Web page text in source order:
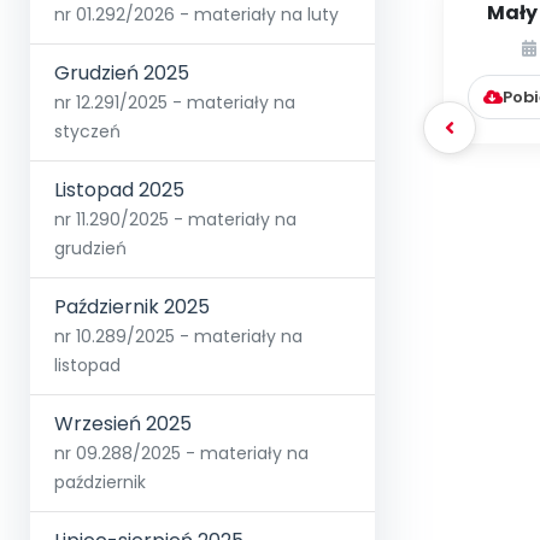
nr 01.292/2026 - materiały na luty
Grudzień 2025
nr 12.291/2025 - materiały na
styczeń
Listopad 2025
nr 11.290/2025 - materiały na
grudzień
Październik 2025
nr 10.289/2025 - materiały na
listopad
Wrzesień 2025
nr 09.288/2025 - materiały na
październik